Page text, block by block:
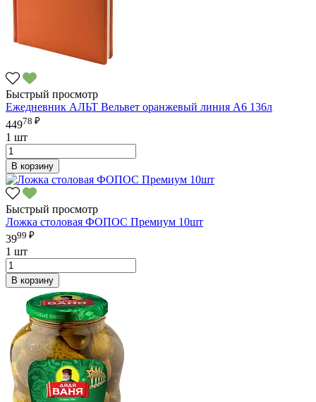
Быстрый просмотр
Ежедневник АЛЬТ Вельвет оранжевый линия А6 136л
44978 ₽
1 шт
В корзину
Быстрый просмотр
Ложка столовая ФОПОС Премиум 10шт
3999 ₽
1 шт
В корзину